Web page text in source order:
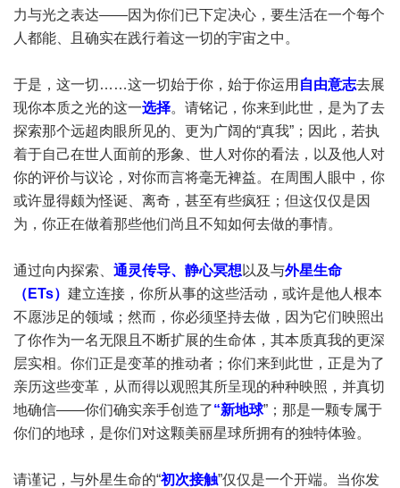
力与光之表达——因为你们已下定决心，要生活在一个每个
人都能、且确实在践行着这一切的宇宙之中。
于是，这一切……这一切始于你，始于你运用 自由意志去展
现你本质之光的这一选择。请铭记，你来到此世，是为了去
探索那个远超肉眼所见的、更为广阔的“真我”；因此，若执
着于自己在世人面前的形象、世人对你的看法，以及他人对
你的评价与议论，对你而言将毫无裨益。在周围人眼中，你
或许显得颇为怪诞、离奇，甚至有些疯狂；但这仅仅是因
为，你正在做着那些他们尚且不知如何去做的事情。
通过向内探索、 通灵传导、静心冥想 以及与外星生命
（ETs） 建立连接，你所从事的这些活动，或许是他人根本
不愿涉足的领域；然而，你必须坚持去做，因为它们映照出
了你作为一名无限且不断扩展的生命体，其本质真我的更深
层实相。你们正是变革的推动者；你们来到此世，正是为了
亲历这些变革，从而得以观照其所呈现的种种映照，并真切
地确信——你们确实亲手创造了“新地球”；那是一颗专属于
你们的地球，是你们对这颗美丽星球所拥有的独特体验。
请谨记，与外星生命的“初次接触”仅仅是一个开端。当你发